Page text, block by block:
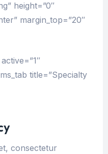
height=”0″
margin_top=”20″
title=”Specialty
consectetur